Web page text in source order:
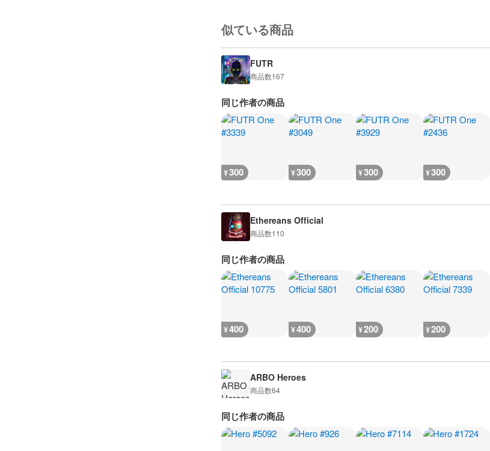
似ている商品
FUTR
商品数167
同じ作者の商品
¥300 ¥300 ¥300 ¥300
Ethereans Official
商品数110
同じ作者の商品
¥400 ¥400 ¥200 ¥200
ARBO Heroes
商品数64
同じ作者の商品